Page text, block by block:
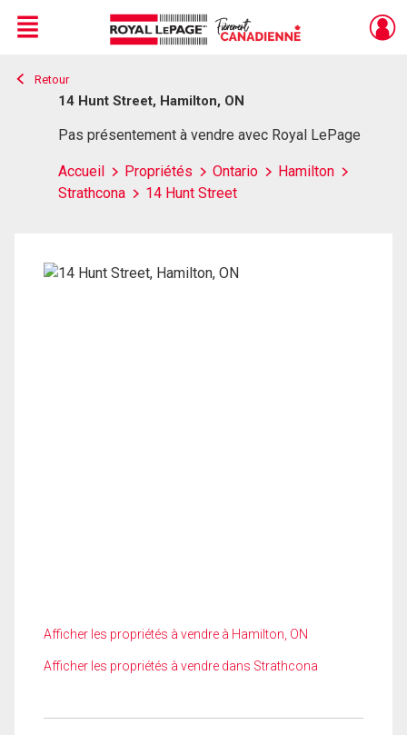
Live
En Direct
Menu
Retour
14 Hunt Street, Hamilton, ON
Pas présentement à vendre avec Royal LePage
Accueil Propriétés Ontario
Hamilton
Strathcona
14 Hunt Street
Afficher les propriétés à vendre à Hamilton, ON
Afficher les propriétés à vendre dans Strathcona